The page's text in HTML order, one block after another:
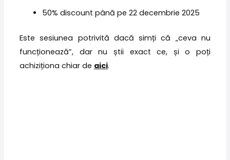
50% discount până pe 22 decembrie 2025
Este sesiunea potrivită dacă simți că „ceva nu
funcționează”, dar nu știi exact ce, și o poți
achiziționa chiar de aici.